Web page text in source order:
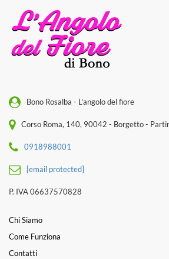
Bono Rosalba - L'angolo del fiore
Corso Roma, 140, 90042 - Borgetto -
0918988001
[email protected]
P. IVA 06637570828
Chi Siamo
Come Funziona
Contatti